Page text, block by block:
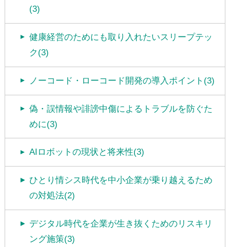
(3)
健康経営のためにも取り入れたいスリープテッ
ク(3)
ノーコード・ローコード開発の導入ポイント(3)
偽・誤情報や誹謗中傷によるトラブルを防ぐた
めに(3)
AIロボットの現状と将来性(3)
ひとり情シス時代を中小企業が乗り越えるため
の対処法(2)
デジタル時代を企業が生き抜くためのリスキリ
ング施策(3)